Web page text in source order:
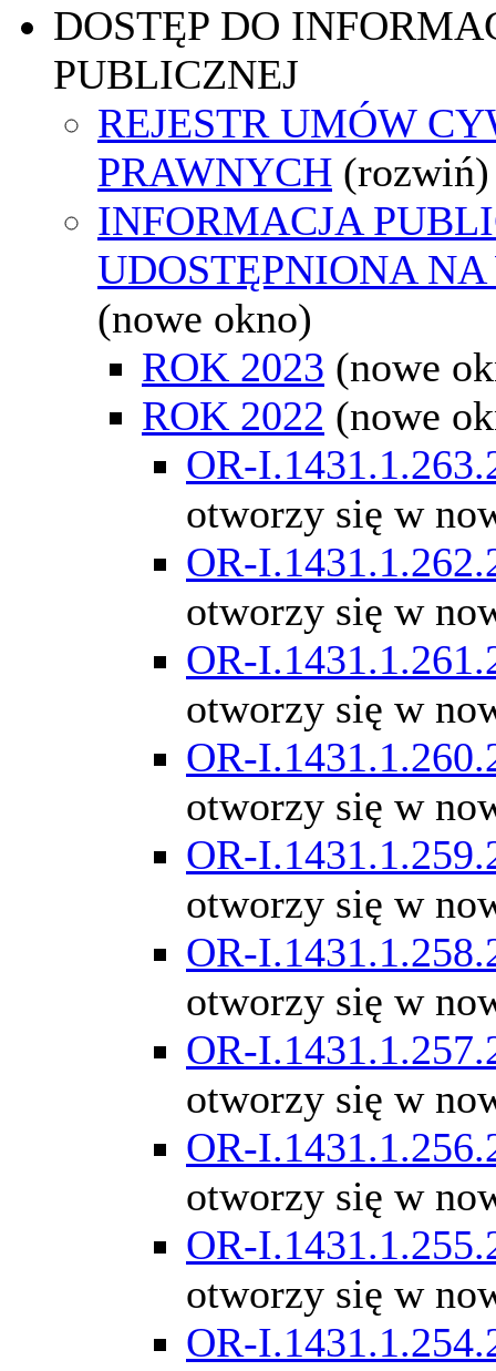
DOSTĘP DO
PUBLICZNEJ
REJESTR UMÓW
PRAWNYCH (rozwiń)
INFORMACJA
UDOSTĘPNIONA
(nowe okno)
ROK 2023 (nowe
ROK 2022 (nowe
OR-
otworzy się w
OR-
otworzy się w
OR-
otworzy się w
OR-
otworzy się w
OR-
otworzy się w
OR-
otworzy się w
OR-
otworzy się w
OR-
otworzy się w
OR-
otworzy się w
OR-